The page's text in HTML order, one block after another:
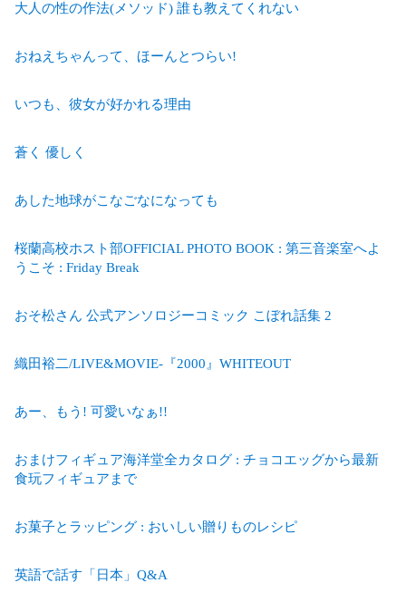
大人の性の作法(メソッド) 誰も教えてくれない
おねえちゃんって、ほーんとつらい!
いつも、彼女が好かれる理由
蒼く 優しく
あした地球がこなごなになっても
桜蘭高校ホスト部OFFICIAL PHOTO BOOK : 第三音楽室へよ
うこそ : Friday Break
おそ松さん 公式アンソロジーコミック こぼれ話集 2
織田裕二/LIVE&MOVIE-『2000』WHITEOUT
あー、もう! 可愛いなぁ!!
おまけフィギュア海洋堂全カタログ : チョコエッグから最新
食玩フィギュアまで
お菓子とラッピング : おいしい贈りものレシピ
英語で話す「日本」Q&A